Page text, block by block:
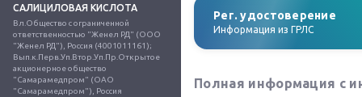
САЛИЦИЛОВАЯ КИСЛОТА
Вл.Общество с ограниченной
ответственностью "Женел РД" (ООО
"Женел РД"), Россия (4001011161);
Вып.к.Перв.Уп.Втор.Уп.Пр.Открытое
акционерное общество
"Самарамедпром" (ОАО
"Самарамедпром"), Россия
Рег. удостоверение
Информация из ГРЛС
Полная информация с